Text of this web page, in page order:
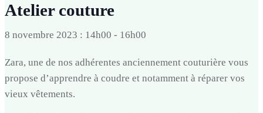
Atelier couture
8 novembre 2023 : 14h00 - 16h00
Zara, une de nos adhérentes anciennement couturière vous
propose d’apprendre à coudre et notamment à réparer vos
vieux vêtements.